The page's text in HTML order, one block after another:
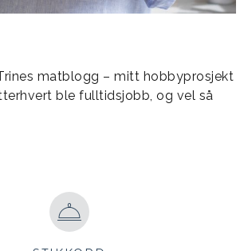
matblogg – mitt hobbyprosjekt
ble fulltidsjobb, og vel så